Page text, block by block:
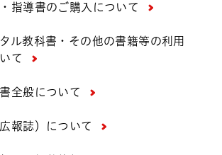
指導書のご購入について
ル教科書・その他の書籍等の利用
て
全般について
報誌）について